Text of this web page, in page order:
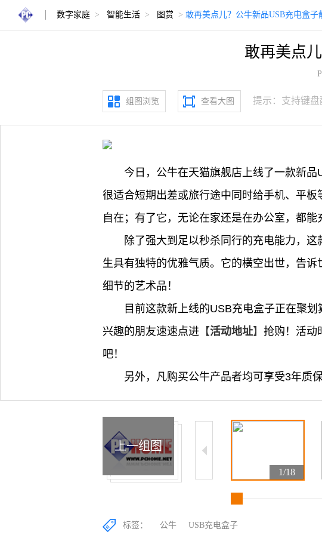
数字家庭 > 智能生活 > 图赏 > 敢再美点儿？公牛新品USB充电盒子
敢再美点
组图浏览 查看大图 提示：支持键
今日，公牛在天猫旗舰店上线了一款新品
很适合短期出差或旅行途中同时给手机、平
自在；有了它，无论在家还是在办公室，都能
除了强大到足以秒杀同行的充电能力，
生具有独特的优雅气质。它的横空出世，告
细节的艺术品！
目前这款新上线的USB充电盒子正在聚
兴趣的朋友速速点进 【活动地址】 抢购！活动
吧！
另外，凡购买公牛产品者均可享受3年质
1/18
上一组图
标签： 公牛 USB充电盒子